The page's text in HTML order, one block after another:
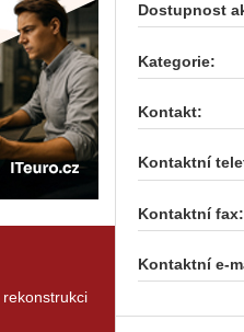
Dostupnost
Kategorie:
Kontakt:
Kontaktní
Kontaktní fax:
Kontaktní e-